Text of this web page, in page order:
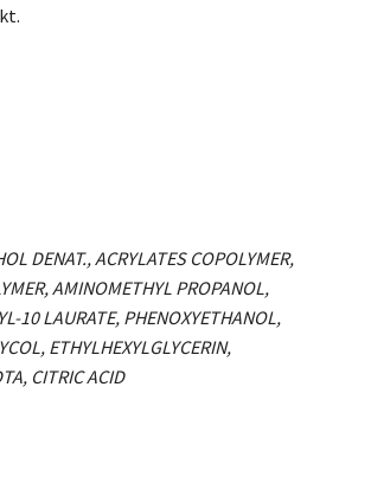
DENAT., ACRYLATES COPOLYMER,
AMINOMETHYL PROPANOL,
10 LAURATE, PHENOXYETHANOL,
ETHYLHEXYLGLYCERIN,
CITRIC ACID